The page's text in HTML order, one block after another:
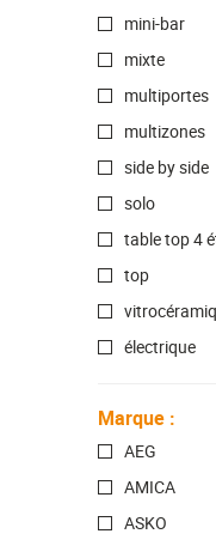
mini-bar
mixte
multiportes
multizones
side by side
solo
table top 4
top
électrique
Marque :
AEG
AMICA
ASKO